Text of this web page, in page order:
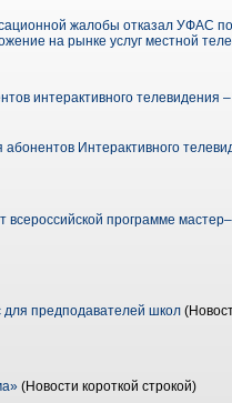
жалобы отказал УФАС
на рынке услуг местной
интерактивного телевидения
Интерактивного
программе
для предподавателей школ
(Новости короткой строкой)